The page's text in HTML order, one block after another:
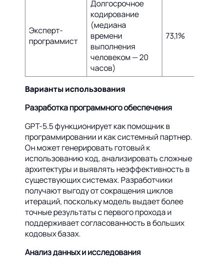
Эксперт-
программист
Долгосрочное
кодирование
(медиана
времени
выполнения
человеком — 20
часов)
73,1%
Варианты использования
Разработка программного обеспечения
GPT-5.5 функционирует как помощник в
программировании и как системный партнер.
Он может генерировать готовый к
использованию код, анализировать сложные
архитектуры и выявлять неэффективность в
существующих системах. Разработчики
получают выгоду от сокращения циклов
итераций, поскольку модель выдает более
точные результаты с первого прохода и
поддерживает согласованность в больших
кодовых базах.
Анализ данных и исследования